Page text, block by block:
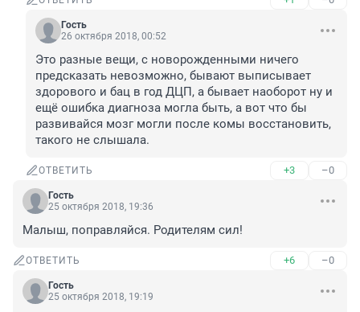
Гость
26 октября 2018, 00:52
Это разные вещи, с новорожденными ничего
предсказать невозможно, бывают выписывает
здорового и бац в год ДЦП, а бывает наоборот ну и
ещё ошибка диагноза могла быть, а вот что бы
развивайся мозг могли после комы восстановить,
такого не слышала.
ОТВЕТИТЬ +3 –0
Гость
25 октября 2018, 19:36
Малыш, поправляйся. Родителям сил!
ОТВЕТИТЬ +6 –0
Гость
25 октября 2018, 19:19